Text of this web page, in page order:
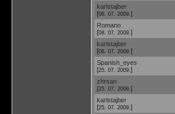
karlstajber
[06. 07. 2009. ]
Romano
[08. 07. 2009. ]
karlstajber
[08. 07. 2009. ]
Spanish_eyes
[25. 07. 2009. ]
zhrsan
[25. 07. 2009. ]
karlstajber
[25. 07. 2009. ]